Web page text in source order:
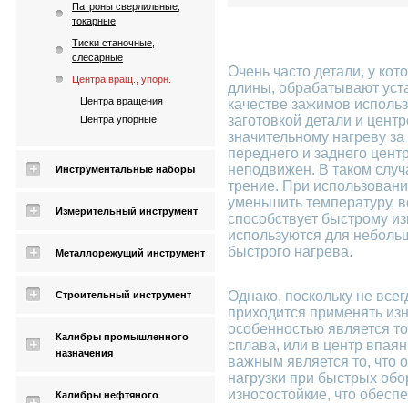
Патроны сверлильные,
токарные
Тиски станочные,
слесарные
Центра вращ., упорн.
Центра вращения
Центра упорные
Инструментальные наборы
Измерительный инструмент
Металлорежущий инструмент
Строительный инструмент
Калибры промышленного
назначения
Калибры нефтяного
Очень часто детали, у
длины, обрабатывают
качестве зажимов
заготовкой детали и
значительному нагреву
переднего и заднего
неподвижен. В таком
трение. При
уменьшить температуру,
способствует быстрому
используются для
быстрого нагрева.
Однако, поскольку не
приходится применять
особенностью является
сплава, или в центр
важным является то, что
нагрузки при быстрых
износостойкие, что